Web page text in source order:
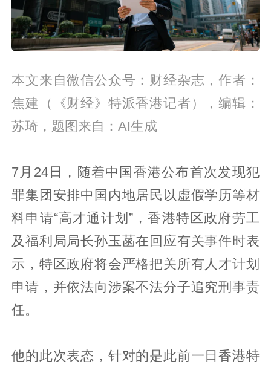
本文来自微信公众号： 财经杂志 ，作者：
焦建（《财经》特派香港记者），编辑：
苏琦，题图来自：AI生成
7月24日，随着中国香港公布首次发现犯
罪集团安排中国内地居民以虚假学历等材
料申请“高才通计划”，香港特区政府劳工
及福利局局长孙玉菡在回应有关事件时表
示，特区政府将会严格把关所有人才计划
申请，并依法向涉案不法分子追究刑事责
任。
他的此次表态，针对的是此前一日香港特